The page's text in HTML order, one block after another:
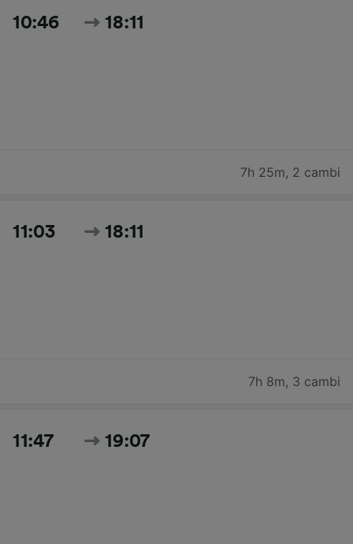
10:46 18:11
7h 25m, 2 cambi
11:03 18:11
7h 8m, 3 cambi
11:47 19:07